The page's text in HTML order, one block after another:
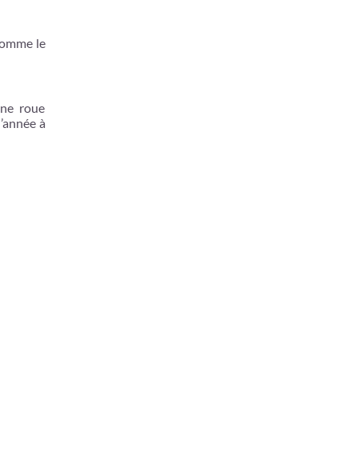
le
roue
à